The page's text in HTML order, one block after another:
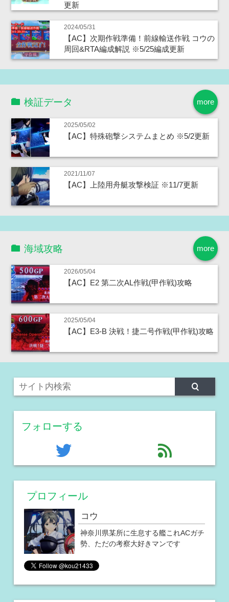
更新
2024/05/31
【AC】次期作戦準備！前線輸送作戦 コウの
周回&RTA編成解説 ※5/25編成更新
more
検証データ
2025/05/02
【AC】特殊砲撃システムまとめ ※5/2更新
2021/11/07
【AC】上陸用舟艇攻撃検証 ※11/7更新
more
海域攻略
2026/05/04
【AC】E2 第二次AL作戦(甲作戦)攻略
2025/05/04
【AC】E3-B 決戦！捷二号作戦(甲作戦)攻略
フォローする
twitter feed
プロフィール
コウ
神奈川県某所に生息する艦これACガチ
勢、ただの考察大好きマンです